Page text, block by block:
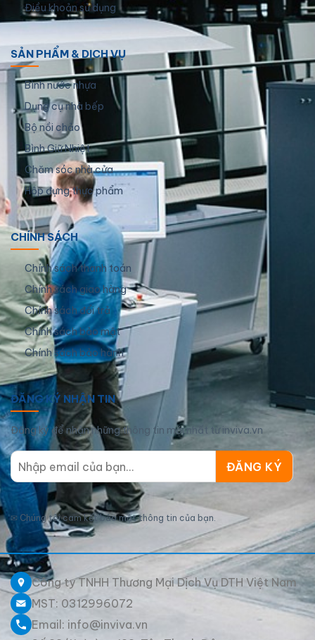
Điều khoản sử dụng
SẢN PHẨM & DỊCH VỤ
Bình nước nhựa
Dụng cụ nhà bếp
Bộ nồi chảo
Bình Giữ Nhiệt
Chăm sóc nhà cửa
Hộp đựng thực phẩm
CHÍNH SÁCH
Chính sách thanh toán
Chính sách giao hàng
Chính sách đổi trả
Chính sách bảo mật
Chính sách bảo hành
ĐĂNG KÝ NHẬN TIN
Đăng ký để nhận những thông tin mới nhất từ inviva.vn
✉ Chúng tôi cam kết bảo mật thông tin của bạn.
Công ty TNHH Thương Mại Dịch Vụ DTH Việt Nam
MST: 0312996072
Email: info@inviva.vn